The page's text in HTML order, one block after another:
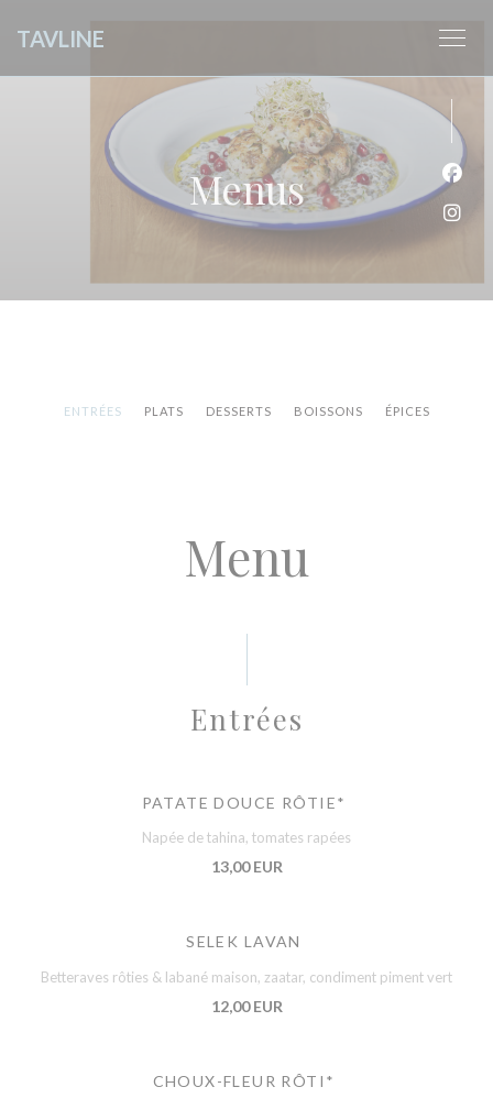
TAVLINE
Menus
ENTRÉES PLATS DESSERTS BOISSONS ÉPICES
Menu
Entrées
PATATE DOUCE RÔTIE*
Napée de tahina, tomates rapées
13,00 EUR
SELEK LAVAN
Betteraves rôties & labané maison, zaatar, condiment piment vert
12,00 EUR
CHOUX-FLEUR RÔTI*